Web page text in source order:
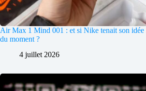
Air Max 1 Mind 001 : et si Nike tenait son
du moment ?
4 juillet 2026